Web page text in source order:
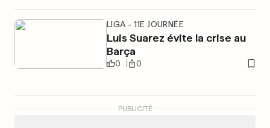
LIGA - 11E JOURNÉE
Luis Suarez évite la crise au
Barça
0 0
PUBLICITÉ